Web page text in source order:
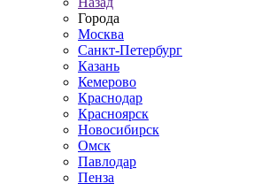
Города
Москва
Санкт-Петербург
Казань
Кемерово
Краснодар
Красноярск
Новосибирск
Омск
Павлодар
Пенза